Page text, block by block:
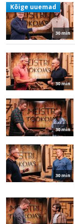
30 min
Kõige uuemad
30 min
30 min
30 min